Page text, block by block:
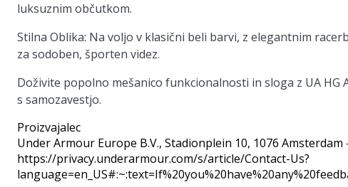
luksuznim občutkom.
Stilna Oblika: Na voljo v klasični beli barvi, z elegantnim
za sodoben, športen videz.
Doživite popolno mešanico funkcionalnosti in sloga z UA
s samozavestjo.
Proizvajalec
Under Armour Europe B.V., Stadionplein 10, 1076 Amsterdam
https://privacy.underarmour.com/s/article/Contact-Us?